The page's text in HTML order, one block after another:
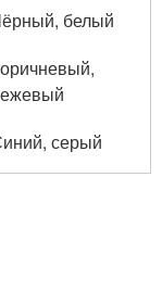
белый
серый